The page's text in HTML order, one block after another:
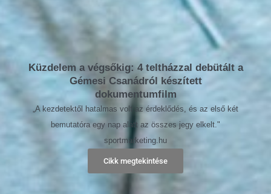
Küzdelem a végsőkig: 4 teltházzal debütált a
Gémesi Csanádról készített
dokumentumfilm
„A kezdetektől hatalmas volt az érdeklődés, és az első két
bemutatóra egy nap alatt az összes jegy elkelt."
sportmarketing.hu
Cikk megtekintése